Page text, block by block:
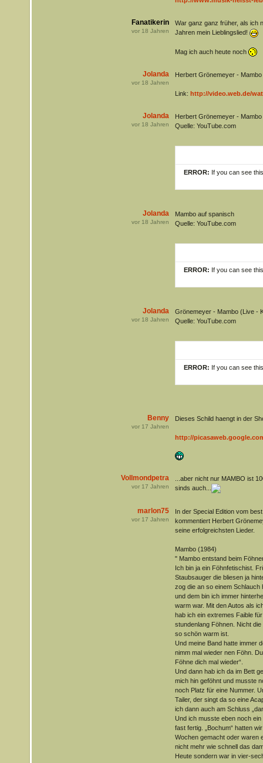
Fanatikerin
vor 18 Jahren
War ganz ganz früher, als ich
Jahren mein Lieblingslied!
Mag ich auch heute noch
Jolanda
vor 18 Jahren
Herbert Grönemeyer -
Link: http://video.web.de/
Jolanda
vor 18 Jahren
Herbert Grönemeyer -
Quelle: YouTube.com
ERROR: If you can see
Jolanda
vor 18 Jahren
Mambo auf spanisch
Quelle: YouTube.com
ERROR: If you can see
Jolanda
vor 18 Jahren
Grönemeyer - Mambo (Live -
Quelle: YouTube.com
ERROR: If you can see
Benny
vor 17 Jahren
Dieses Schild haengt in der
http://
Vollmondpetra
vor 17 Jahren
...aber nicht nur MAMBO ist
sinds auch...
marlon75
vor 17 Jahren
In der Special Edition vom
kommentiert Herbert
seine erfolgreichsten Lieder.
Mambo (1984)
" Mambo entstand beim
Ich bin ja ein Föhnfetischist.
Staubsauger die bliesen ja
zog die an so einem Schlauch
und dem bin ich immer
warm war. Mit den Autos als
hab ich ein extremes Faible
stundenlang Föhnen. Nicht
so schön warm ist.
Und meine Band hatte immer
nimm mal wieder nen Föhn.
Föhne dich mal wieder“.
Und dann hab ich da im Bett
mich hin geföhnt und musste
noch Platz für eine Nummer.
Tailer, der singt da so eine
ich dann auch am Schluss
Und ich musste eben noch
fast fertig. „Bochum“ hatten
Wochen gemacht oder waren
nicht mehr wie schnell das
Heute sondern war in vier-